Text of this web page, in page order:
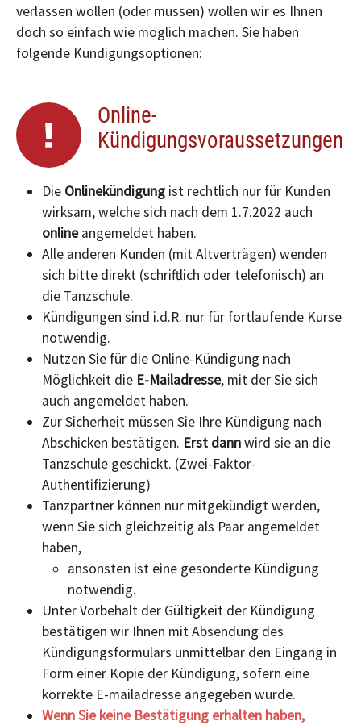
verlassen wollen (oder müssen) wollen wir es Ihnen
doch so einfach wie möglich machen. Sie haben
folgende Kündigungsoptionen:
Online-
Kündigungsvoraussetzungen:
Die Onlinekündigung ist rechtlich nur für Kunden
wirksam, welche sich nach dem 1.7.2022 auch
onlineangemeldet haben.
Alle anderen Kunden (mit Altverträgen) wenden
sich bitte direkt (schriftlich oder telefonisch) an
die Tanzschule.
Kündigungen sind i.d.R. nur für fortlaufende Kurse
notwendig.
Nutzen Sie für die Online-Kündigung nach
Möglichkeit die E-Mailadresse, mit der Sie sich
auch angemeldet haben.
Zur Sicherheit müssen Sie Ihre Kündigung nach
Abschicken bestätigen. Erst dannwird sie an die
Tanzschule geschickt. (Zwei-Faktor-
Authentifizierung)
Tanzpartner können nur mitgekündigt werden,
wenn Sie sich gleichzeitig als Paar angemeldet
haben,
ansonsten ist eine gesonderte Kündigung
notwendig.
Unter Vorbehalt der Gültigkeit der Kündigung
bestätigen wir Ihnen mit Absendung des
Kündigungsformulars unmittelbar den Eingang in
Form einer Kopie der Kündigung, sofern eine
korrekte E-mailadresse angegeben wurde.
Wenn Sie keine Bestätigung erhalten haben,